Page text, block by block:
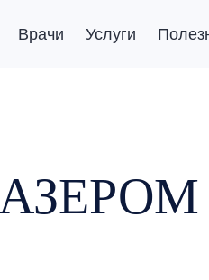
Врачи Услуги